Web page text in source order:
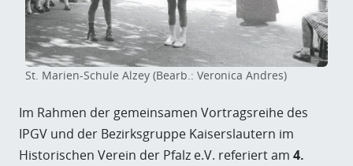
St. Marien-Schule Alzey (Bearb.: Veronica Andres)
Im Rahmen der gemeinsamen Vortragsreihe des
IPGV und der Bezirksgruppe Kaiserslautern im
Historischen Verein der Pfalz e.V. referiert am 4.